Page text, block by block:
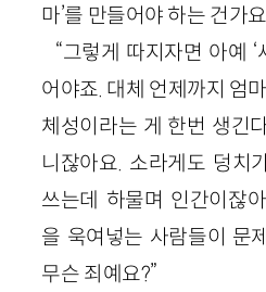
마’를 만들어야 하는 건가
“그렇게 따지자면 아예
어야죠. 대체 언제까지 엄
체성이라는 게 한번 생긴
니잖아요. 소라게도 덩치
쓰는데 하물며 인간이잖
을 욱여넣는 사람들이 문
무슨 죄예요?”